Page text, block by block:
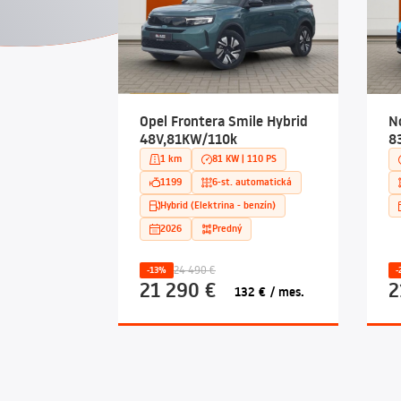
Opel Frontera Smile Hybrid
48V,81KW/110k
1 km
81 KW | 110 PS
1199
6-st. automatická
Hybrid (Elektrina - benzín)
2026
Predný
-13% 24 490 €
21 290 € 132 € / mes.
-